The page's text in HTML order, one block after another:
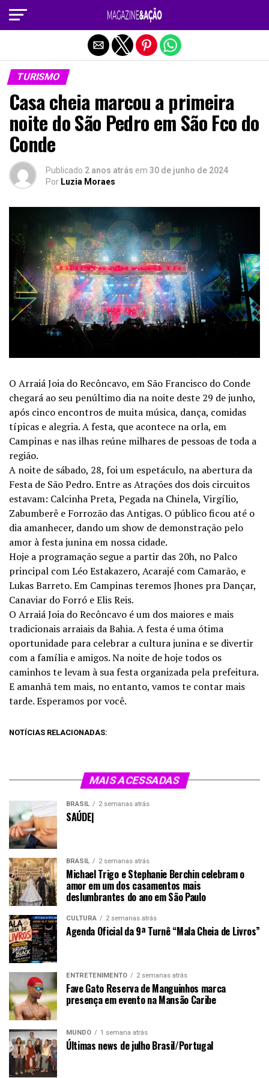
TURISMO
Casa cheia marcou a primeira
noite do São Pedro em São Fco do
Conde
Publicado 2 anos atrás em 30 de junho de 2024
Por Luzia Moraes
O Arraiá Joia do Recôncavo, em São Francisco do Conde
chegará ao seu penúltimo dia na noite deste 29 de junho,
após cinco encontros de muita música, dança, comidas
típicas e alegria. A festa, que acontece na orla, em
Campinas e nas ilhas reúne milhares de pessoas de toda a
região.
A noite de sábado, 28, foi um espetáculo, na abertura da
Festa de São Pedro. Entre as Atrações dos dois circuitos
estavam: Calcinha Preta, Pegada na Chinela, Virgílio,
Zabumberê e Forrozão das Antigas. O público ficou até o
dia amanhecer, dando um show de demonstração pelo
amor à festa junina em nossa cidade.
Hoje a programação segue a partir das 20h, no Palco
principal com Léo Estakazero, Acarajé com Camarão, e
Lukas Barreto. Em Campinas teremos Jhones pra Dançar,
Canaviar do Forró e Elis Reis.
O Arraiá Joia do Recôncavo é um dos maiores e mais
tradicionais arraiais da Bahia. A festa é uma ótima
oportunidade para celebrar a cultura junina e se divertir
com a família e amigos. Na noite de hoje todos os
caminhos te levam à sua festa organizada pela prefeitura.
E amanhã tem mais, no entanto, vamos te contar mais
tarde. Esperamos por você.
NOTÍCIAS RELACIONADAS:
MAIS ACESSADAS
BRASIL 2 semanas atrás
SAÚDE|
BRASIL 2 semanas atrás
Michael Trigo e Stephanie Berchin celebram o
amor em um dos casamentos mais
deslumbrantes do ano em São Paulo
CULTURA 2 semanas atrás
Agenda Oficial da 9ª Turnê “Mala Cheia de Livros”
ENTRETENIMENTO 2 semanas atrás
Fave Gato Reserva de Manguinhos marca
presença em evento na Mansão Caribe
MUNDO 1 semana atrás
Últimas news de julho Brasil/Portugal
Sair da versão mobile